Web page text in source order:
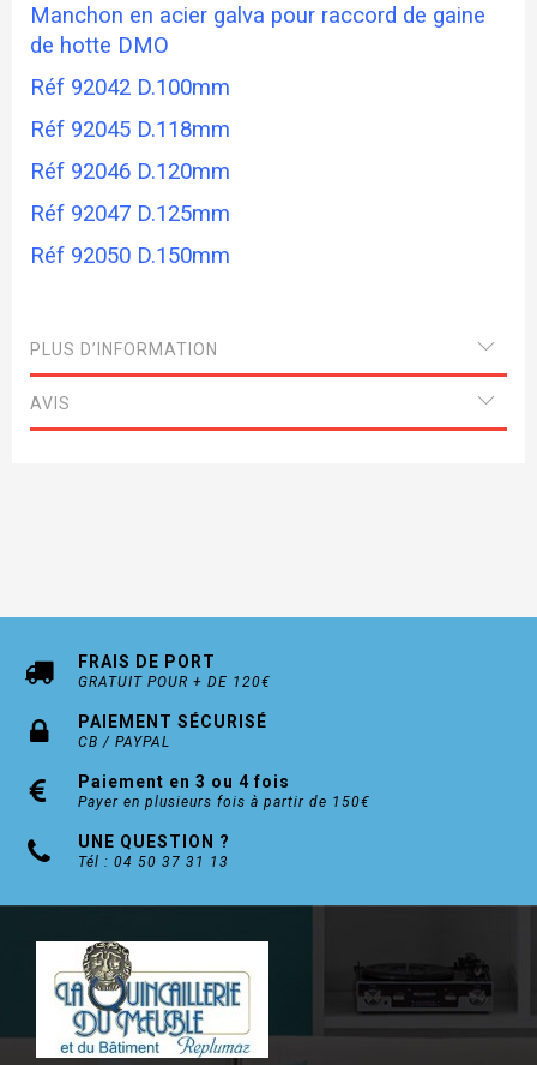
Manchon en acier galva pour raccord de gaine
de hotte DMO
Réf 92042 D.100mm
Réf 92045 D.118mm
Réf 92046 D.120mm
Réf 92047 D.125mm
Réf 92050 D.150mm
PLUS D’INFORMATION
AVIS
FRAIS DE PORT
GRATUIT POUR + DE 120€
PAIEMENT SÉCURISÉ
CB / PAYPAL
Paiement en 3 ou 4 fois
Payer en plusieurs fois à partir de 150€
UNE QUESTION ?
Tél : 04 50 37 31 13